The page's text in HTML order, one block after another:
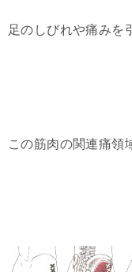
足のしびれや痛みを
この筋肉の関連痛領